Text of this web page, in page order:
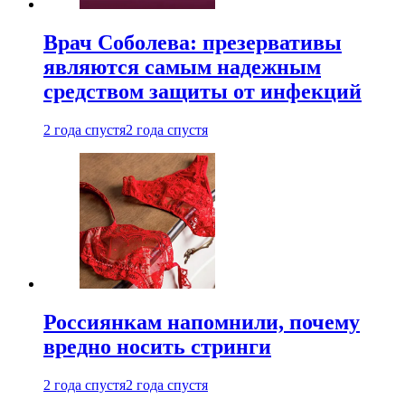
Врач Соболева: презервативы
являются самым надежным
средством защиты от инфекций
2 года спустя2 года спустя
Россиянкам напомнили, почему
вредно носить стринги
2 года спустя2 года спустя